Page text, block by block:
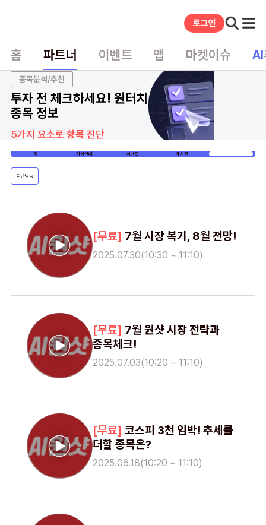
홈 파트너 이벤트 앱 마켓이슈 AI
종목분석/추천
투자 전 체크하세요! 원터치
종목 정보
5가지 요소로 항목 진단
홈 가입안내 이벤트 게시글
지난방송
7월 시장 복기, 8월 전망!
2025.07.30(10:30 ~ 11:10)
7월 원샷 시장 전략과
종목체크!
2025.07.03(10:20 ~ 11:10)
코스피 3천 임박! 추세를
더할 종목은?
2025.06.18(10:20 ~ 11:10)